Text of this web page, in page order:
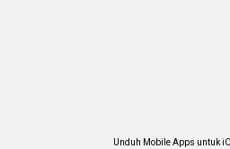
Unduh Mobile Apps untuk